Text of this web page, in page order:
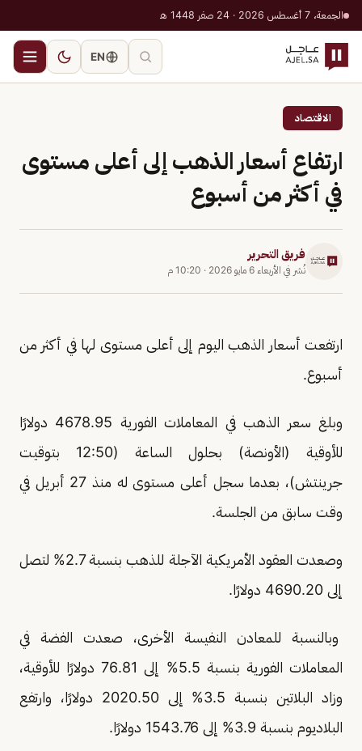
الجمعة، 7 أغسطس 2026 · 24 صفر 1448 هـ
EN
الاقتصاد
ارتفاع أسعار الذهب إلى أعلى مستوى
في أكثر من أسبوع
فريق التحرير
نُشر في الأربعاء 6 مايو 2026 · 10:20 م
ارتفعت أسعار الذهب اليوم إلى أعلى مستوى لها في أكثر من
أسبوع.
وبلغ سعر الذهب في المعاملات الفورية 4678.95 دولارًا
للأوقية (الأونصة) بحلول الساعة (12:50 بتوقيت
جرينتش)، بعدما سجل أعلى مستوى له منذ 27 أبريل في
وقت سابق من الجلسة.
وصعدت العقود الأمريكية الآجلة للذهب بنسبة 2.7% لتصل
إلى 4690.20 دولارًا.
وبالنسبة للمعادن النفيسة الأخرى، صعدت الفضة في
المعاملات الفورية بنسبة 5.5% إلى 76.81 دولارًا للأوقية،
وزاد البلاتين بنسبة 3.5% إلى 2020.50 دولارًا، وارتفع
البلاديوم بنسبة 3.9% إلى 1543.76 دولارًا.